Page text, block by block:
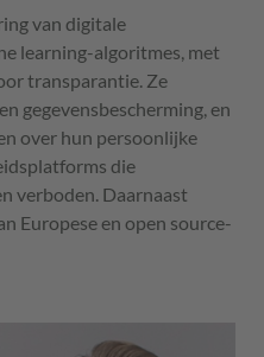
van digitale
learning-algoritmes, met
transparantie. Ze
gegevensbescherming, en
over hun persoonlijke
die
verboden. Daarnaast
Europese en open source-